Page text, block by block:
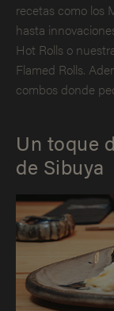
recetas como los
hasta
Hot Rolls o
Flamed Rolls.
combos donde
Un toque
de Sibuya